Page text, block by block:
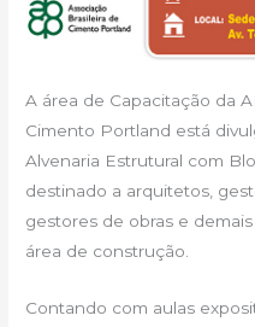
A área de Capacitação da
Cimento Portland está
Alvenaria Estrutural com
destinado a arquitetos,
gestores de obras e
área de construção.
Contando com aulas